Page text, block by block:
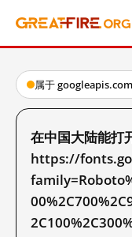
属于 googleapis.com
在中国大陆能打
https://